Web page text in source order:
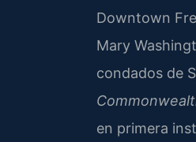
Downtown
Mary
condados de
en primera